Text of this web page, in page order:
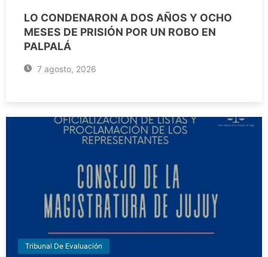
LO CONDENARON A DOS AÑOS Y OCHO
MESES DE PRISIÓN POR UN ROBO EN
PALPALÁ
7 agosto, 2026
Tribunal De Evaluación